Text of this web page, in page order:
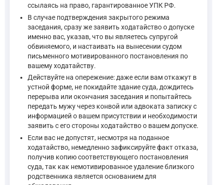
ссылаясь на право, гарантированное УПК РФ.
В случае подтверждения закрытого режима
заседания, сразу же заявить ходатайство о допуске
именно вас, указав, что вы являетесь супругой
обвиняемого, и настаивать на вынесении судом
письменного мотивированного постановления по
вашему ходатайству.
Действуйте на опережение: даже если вам откажут в
устной форме, не покидайте здание суда, дождитесь
перерыва или окончания заседания и попытайтесь
передать мужу через конвой или адвоката записку с
информацией о вашем присутствии и необходимости
заявить с его стороны ходатайство о вашем допуске.
Если вас не допустят, несмотря на поданное
ходатайство, немедленно зафиксируйте факт отказа,
получив копию соответствующего постановления
суда, так как немотивированное удаление близкого
родственника является основанием для